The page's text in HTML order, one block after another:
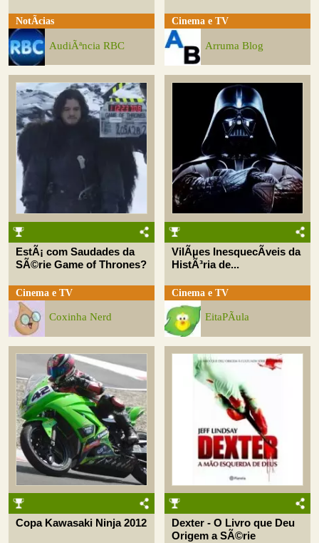
NotÃ­cias
AudiÃªncia RBC
Cinema e TV
Arruma Blog
EstÃ¡ com Saudades da
SÃ©rie Game of Thrones?
Cinema e TV
Coxinha Nerd
VilÃµes InesquecÃ­veis da
HistÃ³ria de...
Cinema e TV
EitaPÃ­ula
Copa Kawasaki Ninja 2012
Dexter - O Livro que Deu
Origem a SÃ©rie